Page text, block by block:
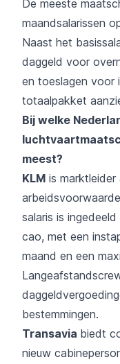
De meeste
maandsalarissen
Naast het
daggeld voor
en toeslagen voor
totaalpakket
Bij welke
meest?
KLM is
salaris is
cao, met een
maand en een
bestemmingen.
Transavia biedt
nieuw